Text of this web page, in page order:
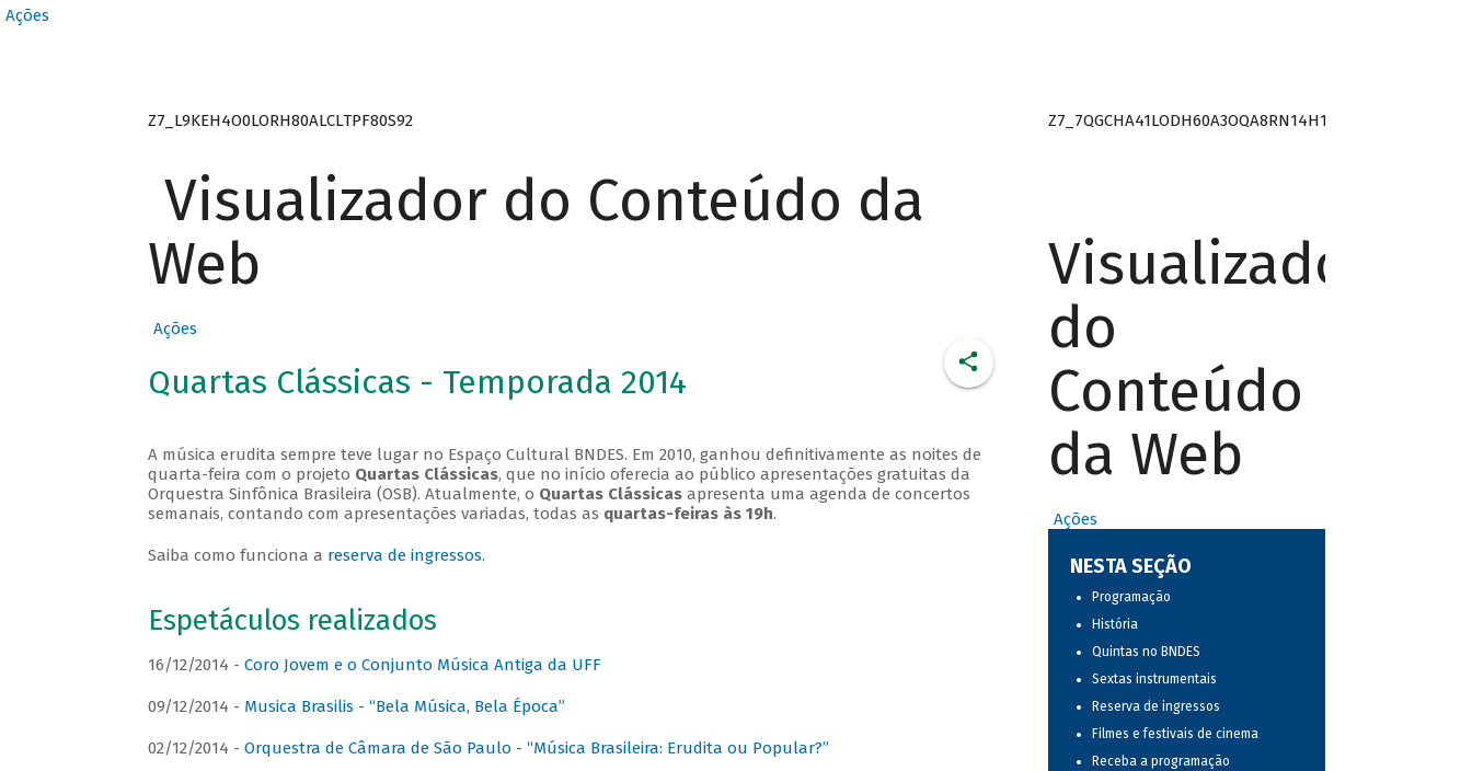
Ações
Z7_L9KEH4O0LORH80ALCLTPF80S92
Visualizador do Conteúdo da
Web
Ações
Quartas Clássicas - Temporada 2014
A música erudita sempre teve lugar no Espaço Cultural BNDES. Em 2010, ganhou definitivamente as noites de
quarta-feira com o projeto Quartas Clássicas, que no início oferecia ao público apresentações gratuitas da
Orquestra Sinfônica Brasileira (OSB). Atualmente, o Quartas Clássicasapresenta uma agenda de concertos
semanais, contando com apresentações variadas, todas as quartas-feiras às 19h.
Saiba como funciona a reserva de ingressos.
Espetáculos realizados
16/12/2014 - Coro Jovem e o Conjunto Música Antiga da UFF
09/12/2014 - Musica Brasilis - “Bela Música, Bela Época”
02/12/2014 - Orquestra de Câmara de São Paulo - “Música Brasileira: Erudita ou Popular?”
Z7_7QGCHA41LODH60A3OQA8RN14H1
Visualizador
do
Conteúdo
da Web
Ações
NESTA SEÇÃO
Programação
História
Quintas no BNDES
Sextas instrumentais
Reserva de ingressos
Filmes e festivais de cinema
Receba a programação